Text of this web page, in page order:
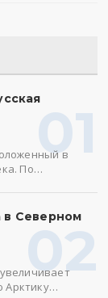
01
в
По…
02
в Северном
Арктику…